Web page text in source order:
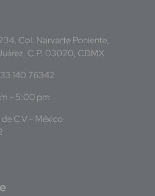
Col. Narvarte Poniente,
C.P. 03020, CDMX
140 76342
- 5:00 pm
C.V - México